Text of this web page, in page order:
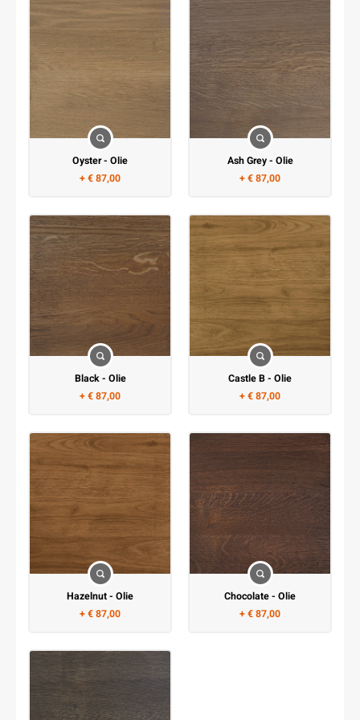
Oyster - Olie
+ € 87,00
Ash Grey - Olie
+ € 87,00
Black - Olie
+ € 87,00
Castle B - Olie
+ € 87,00
Hazelnut - Olie
+ € 87,00
Chocolate - Olie
+ € 87,00